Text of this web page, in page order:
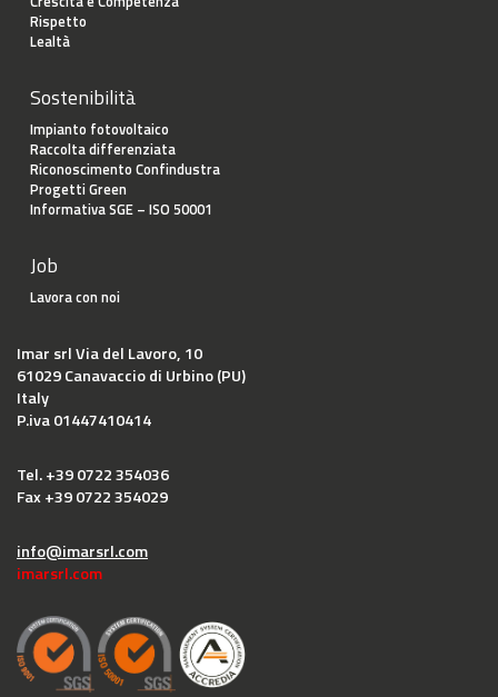
Rispetto
Lealtà
Sostenibilità
Impianto fotovoltaico
Raccolta differenziata
Riconoscimento Confindustra
Progetti Green
Informativa SGE – ISO 50001
Job
Lavora con noi
Imar srlVia del Lavoro, 10
61029 Canavaccio di Urbino (PU)
Italy
P.iva 01447410414
Tel. +39 0722 354036
Fax +39 0722 354029
info@imarsrl.com
imarsrl.com